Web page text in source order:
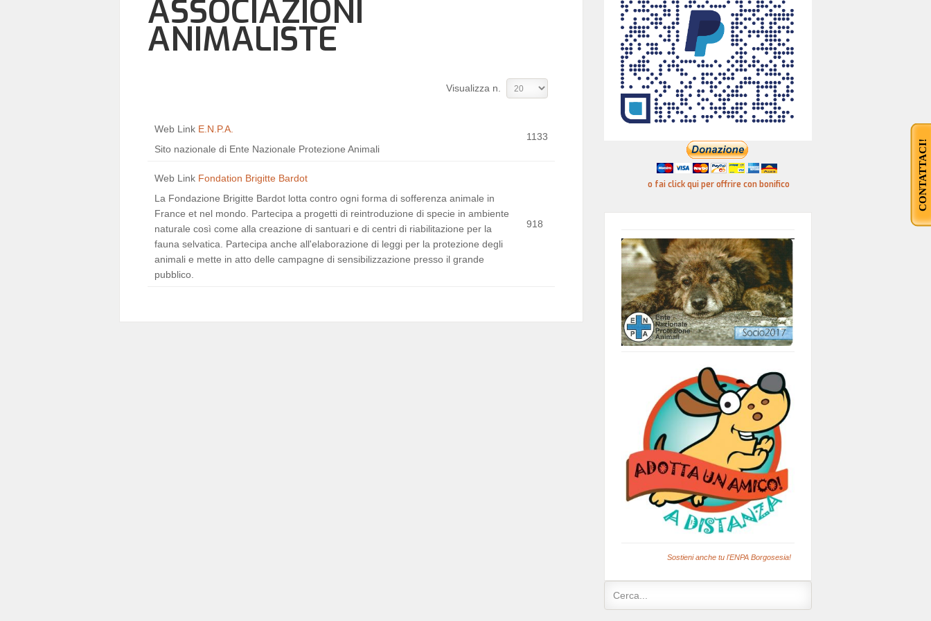
ASSOCIAZIONI
ANIMALISTE
Visualizza n.
Web Link E.N.P.A.
Sito nazionale di Ente Nazionale Protezione Animali
1133
Web Link Fondation Brigitte Bardot
La Fondazione Brigitte Bardot lotta contro ogni forma di sofferenza animale in
France et nel mondo. Partecipa a progetti di reintroduzione di specie in ambiente
naturale così come alla creazione di santuari e di centri di riabilitazione per la
fauna selvatica. Partecipa anche all'elaborazione di leggi per la protezione degli
animali e mette in atto delle campagne di sensibilizzazione presso il grande
pubblico.
918
o fai click qui per offrire con bonifico
Sostieni anche tu l'ENPA Borgosesia!
CONTATTACI!